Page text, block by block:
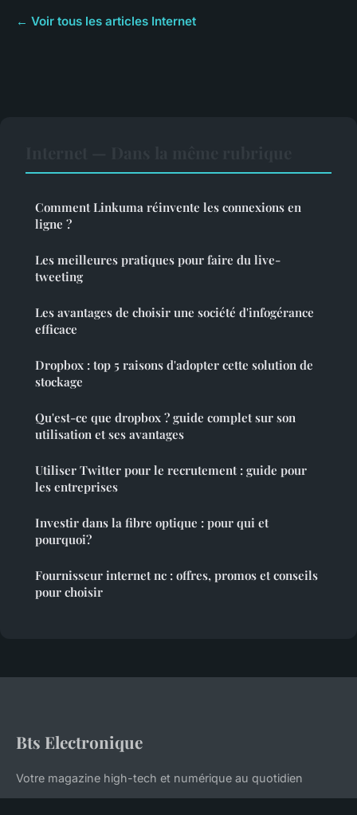
← Voir tous les articles Internet
Comment Linkuma réinvente les connexions en
ligne ?
Les meilleures pratiques pour faire du live-
tweeting
Les avantages de choisir une société d'infogérance
efficace
Dropbox : top 5 raisons d'adopter cette solution de
stockage
Qu'est-ce que dropbox ? guide complet sur son
utilisation et ses avantages
Utiliser Twitter pour le recrutement : guide pour
les entreprises
Investir dans la fibre optique : pour qui et
pourquoi?
Fournisseur internet nc : offres, promos et conseils
pour choisir
Bts Electronique
Votre magazine high-tech et numérique au quotidien